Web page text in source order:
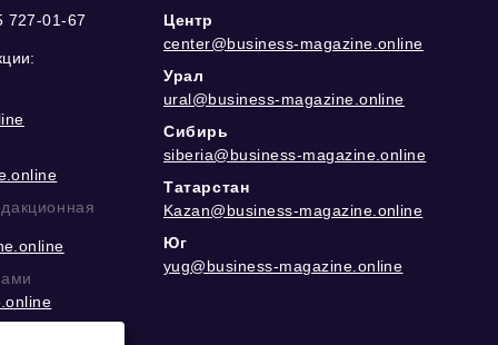
727-01-67
Центр
center@business-magazine.online
Урал
ural@business-magazine.online
Сибирь
siberia@business-magazine.online
Татарстан
Kazan@business-magazine.online
Юг
yug@business-magazine.online